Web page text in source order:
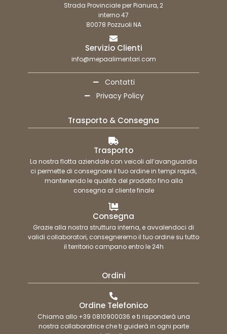
Strada Provinciale per Pianura, 2
interno 47
80078 Pozzuoli NA
Servizio Clienti
info@mepaalimentari.com
Contatti
Privacy Policy
Trasporto & Consegna
Trasporto
La nostra flotta aziendale con veicoli all’avanguardia
ci permette di consegnare il tuo ordine in tempi rapidi,
mantenendo le qualità del prodotto fino alla
consegna al cliente finale
Consegna
Grazie alla nostra struttura interna, e avvalendoci di
validi collaboratori, consegneremo il tuo ordine su tutto
il territorio campano entro le 24h
Ordini
Ordine Telefonico
Chiama allo +39 0810900036 e ti risponderà una
nostra collaboratrice che ti guiderà in ogni parte